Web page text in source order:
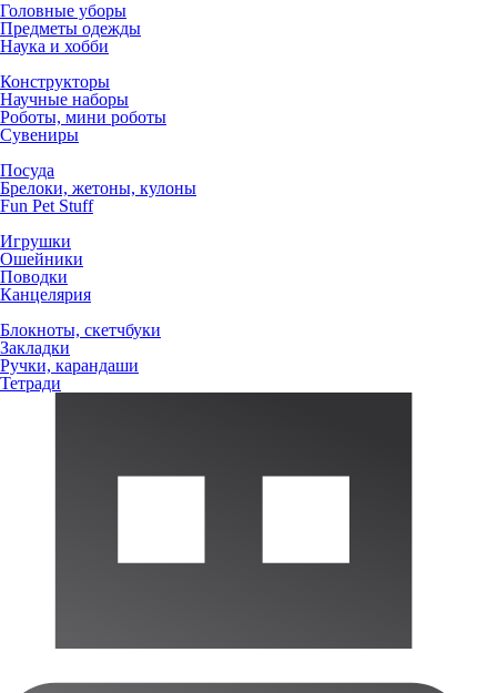
Головные уборы
Предметы одежды
Наука и хобби
Конструкторы
Научные наборы
Роботы, мини роботы
Сувениры
Посуда
Брелоки, жетоны, кулоны
Fun Pet Stuff
Игрушки
Ошейники
Поводки
Канцелярия
Блокноты, скетчбуки
Закладки
Ручки, карандаши
Тетради